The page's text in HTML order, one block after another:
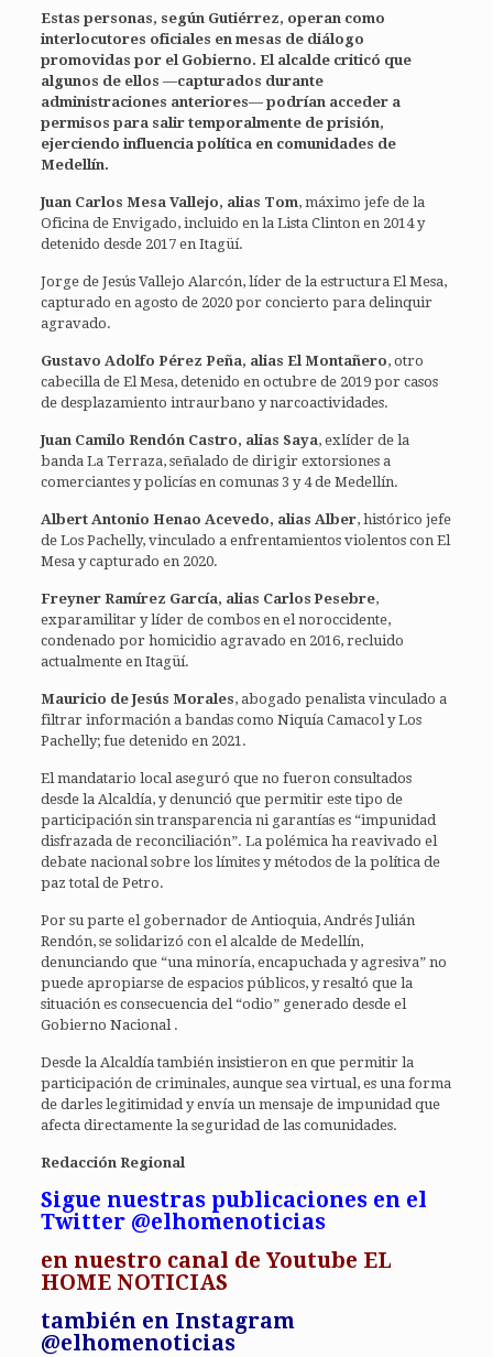
Estas personas, según Gutiérrez, operan como
interlocutores oficiales en mesas de diálogo
promovidas por el Gobierno. El alcalde criticó que
algunos de ellos —capturados durante
administraciones anteriores— podrían acceder a
permisos para salir temporalmente de prisión,
ejerciendo influencia política en comunidades de
Medellín.
Juan Carlos Mesa Vallejo, alias Tom, máximo jefe de la
Oficina de Envigado, incluido en la Lista Clinton en 2014 y
detenido desde 2017 en Itagüí.
Jorge de Jesús Vallejo Alarcón, líder de la estructura El Mesa,
capturado en agosto de 2020 por concierto para delinquir
agravado.
Gustavo Adolfo Pérez Peña, alias El Montañero, otro
cabecilla de El Mesa, detenido en octubre de 2019 por casos
de desplazamiento intraurbano y narcoactividades.
Juan Camilo Rendón Castro, alias Saya, exlíder de la
banda La Terraza, señalado de dirigir extorsiones a
comerciantes y policías en comunas 3 y 4 de Medellín.
Albert Antonio Henao Acevedo, alias Alber, histórico jefe
de Los Pachelly, vinculado a enfrentamientos violentos con El
Mesa y capturado en 2020.
Freyner Ramírez García, alias Carlos Pesebre,
exparamilitar y líder de combos en el noroccidente,
condenado por homicidio agravado en 2016, recluido
actualmente en Itagüí.
Mauricio de Jesús Morales, abogado penalista vinculado a
filtrar información a bandas como Niquía Camacol y Los
Pachelly; fue detenido en 2021.
El mandatario local aseguró que no fueron consultados
desde la Alcaldía, y denunció que permitir este tipo de
participación sin transparencia ni garantías es “impunidad
disfrazada de reconciliación”. La polémica ha reavivado el
debate nacional sobre los límites y métodos de la política de
paz total de Petro.
Por su parte el gobernador de Antioquia, Andrés Julián
Rendón, se solidarizó con el alcalde de Medellín,
denunciando que “una minoría, encapuchada y agresiva” no
puede apropiarse de espacios públicos, y resaltó que la
situación es consecuencia del “odio” generado desde el
Gobierno Nacional .
Desde la Alcaldía también insistieron en que permitir la
participación de criminales, aunque sea virtual, es una forma
de darles legitimidad y envía un mensaje de impunidad que
afecta directamente la seguridad de las comunidades.
Redacción Regional
Sigue nuestras publicaciones en el
Twitter @elhomenoticias
en nuestro canal de Youtube EL
HOME NOTICIAS
también en Instagram
@elhomenoticias